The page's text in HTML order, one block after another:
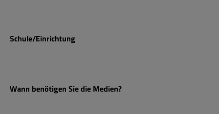
Schule/Einrichtung
Wann benötigen Sie die Medien?